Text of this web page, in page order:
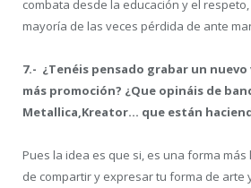
combata desde la educación y el
mayoría de las veces pérdida de ante
7.- ¿Tenéis pensado grabar un
más promoción? ¿Que opináis de
Metallica,Kreator… que están
Pues la idea es que si, es una forma
de compartir y expresar tu forma de arte